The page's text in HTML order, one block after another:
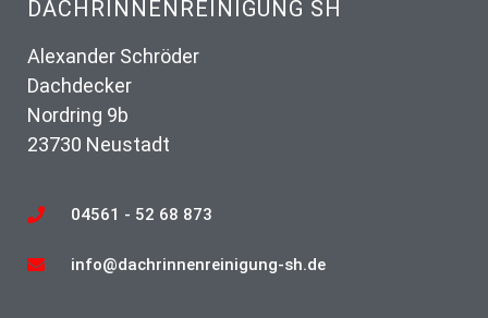
DACHRINNENREINIGUNG SH
Alexander Schröder
Dachdecker
Nordring 9b
23730 Neustadt
04561 - 52 68 873
info@dachrinnenreinigung-sh.de